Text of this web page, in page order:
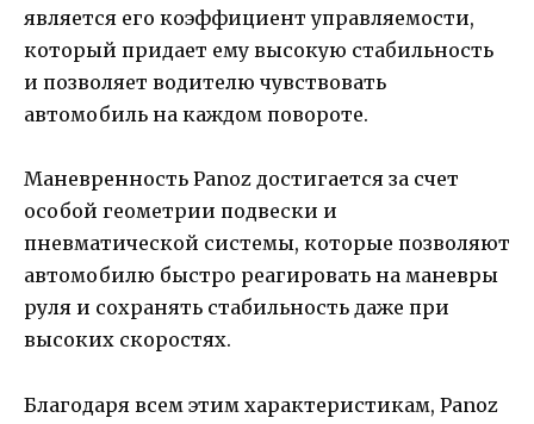
является его коэффициент управляемости,
который придает ему высокую стабильность
и позволяет водителю чувствовать
автомобиль на каждом повороте.
Маневренность Panoz достигается за счет
особой геометрии подвески и
пневматической системы, которые позволяют
автомобилю быстро реагировать на маневры
руля и сохранять стабильность даже при
высоких скоростях.
Благодаря всем этим характеристикам, Panoz